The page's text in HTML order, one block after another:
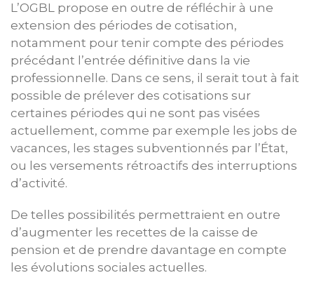
L’OGBL propose en outre de réfléchir à une
extension des périodes de cotisation,
notamment pour tenir compte des périodes
précédant l’entrée définitive dans la vie
professionnelle. Dans ce sens, il serait tout à fait
possible de prélever des cotisations sur
certaines périodes qui ne sont pas visées
actuellement, comme par exemple les jobs de
vacances, les stages subventionnés par l’État,
ou les versements rétroactifs des interruptions
d’activité.
De telles possibilités permettraient en outre
d’augmenter les recettes de la caisse de
pension et de prendre davantage en compte
les évolutions sociales actuelles.